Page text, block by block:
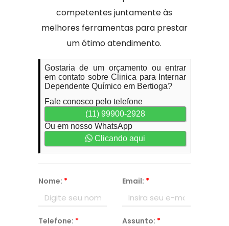
competentes juntamente às
melhores ferramentas para prestar
um ótimo atendimento.
Gostaria de um orçamento ou entrar
em contato sobre Clinica para Internar
Dependente Químico em Bertioga?
Fale conosco pelo telefone
(11) 99900-2928
Ou em nosso WhatsApp
Clicando aqui
Nome: * Email: *
Telefone: * Assunto: *